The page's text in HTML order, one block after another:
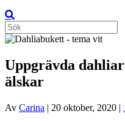
Uppgrävda
älskar
Av Carina | 20 oktober, 2020 |